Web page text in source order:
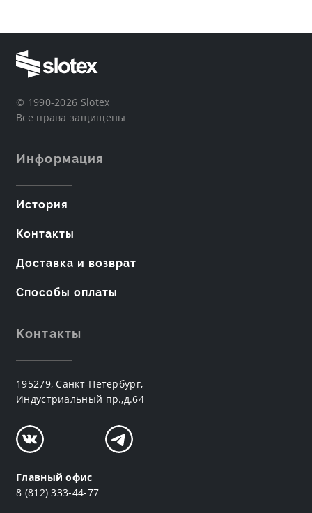
© 1990-2026 Slotex
Все права защищены
Информация
История
Контакты
Доставка и возврат
Способы оплаты
Контакты
195279, Санкт-Петербург,
Индустриальный пр.,д.64
Главный офис
8 (812) 333-44-77